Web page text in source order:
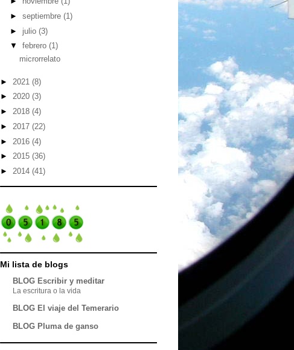
► septiembre (1)
► julio (3)
▼ febrero (1)
microrrelato
► 2021 (8)
► 2020 (3)
► 2018 (4)
► 2017 (22)
► 2016 (4)
► 2015 (36)
► 2014 (41)
Mi lista de blogs
BLOG Escribir y meditar
La escritura o la vida
BLOG El viaje del Temerario
BLOG Pluma de ganso